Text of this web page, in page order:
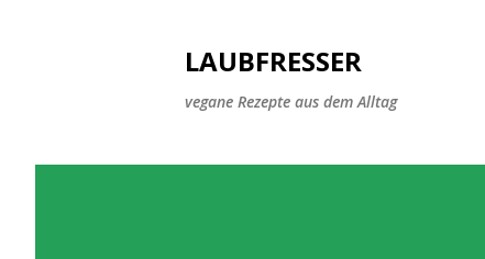
LAUBFRESSER
vegane Rezepte aus dem Alltag